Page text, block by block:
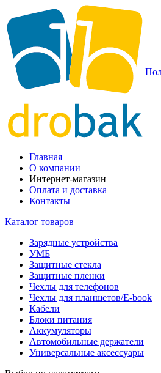
Главная
О компании
Интернет-магазин
Оплата и доставка
Контакты
Каталог товаров
Зарядные устройства
УМБ
Защитные стекла
Защитные пленки
Чехлы для телефонов
Чехлы для планшетов/E-book
Кабели
Блоки питания
Аккумуляторы
Автомобильные держатели
Универсальные аксессуары